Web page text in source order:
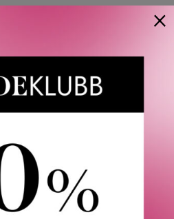
mandarinkjøtt og
duftnotatene blandes med
neroli, og duften er også
Figue Blanche ble skapt
kjente notene.
essens, mandarin juice
olje fra Madagaskar.
sjasmin sambac Absolute
×